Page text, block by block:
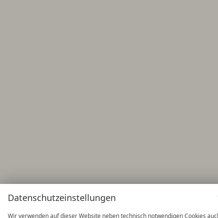
Datenschutzeinstellungen
Wir verwenden auf dieser Website neben technisch notwendigen Cookies